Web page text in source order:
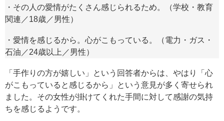
・その人の愛情がたくさん感じられるため。（学校・教育
関連／18歳／男性）
・愛情を感じるから。心がこもっている。（電力・ガス・
石油／24歳以上／男性）
「手作りの方が嬉しい」という回答者からは、やはり「心
がこもっていると感じるから」という意見が多く寄せられ
ました。その女性が掛けてくれた手間に対して感謝の気持
ちを感じるようです。